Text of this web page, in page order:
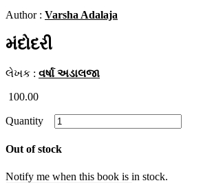
Author : Varsha Adalaja
મંદોદરી
લેખક : વર્ષા અડાલજા
100.00
Quantity
Out of stock
Notify me when this book is in stock.